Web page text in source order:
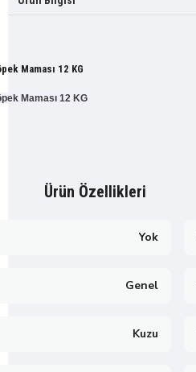
Maması 12 KG
Maması 12 KG
Ürün Özellikleri
Yok
Genel
Kuzu